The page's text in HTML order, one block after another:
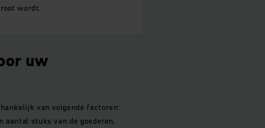
wordt.
uw
van volgende factoren:
stuks van de goederen,